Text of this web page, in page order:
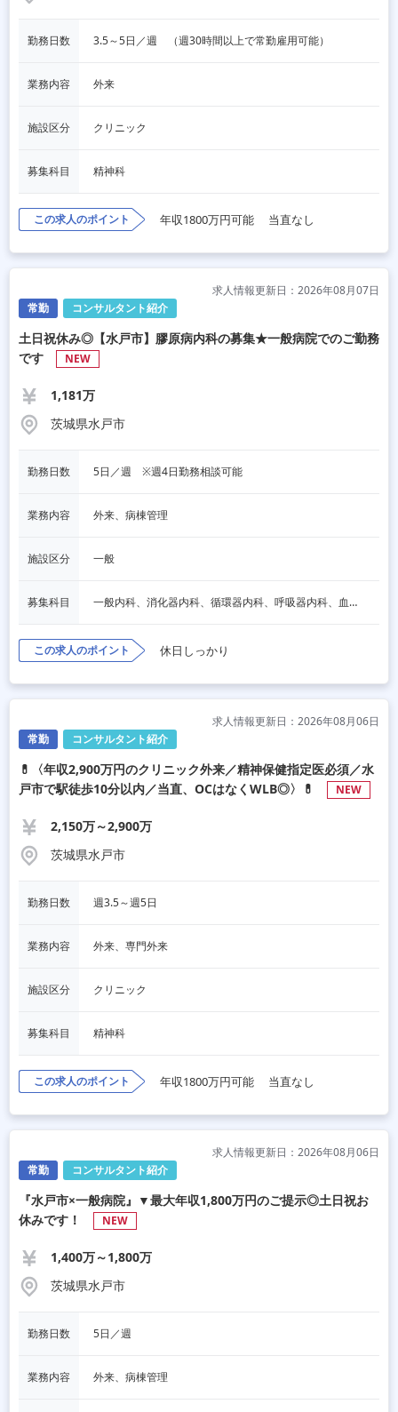
勤務日数 3.5～5日／週　（週30時間以上で常勤雇用可能）
業務内容 外来
施設区分 クリニック
募集科目 精神科
この求人のポイント 年収1800万円可能 当直なし
常勤 コンサルタント紹介
求人情報更新日：2026年08月07日
土日祝休み◎【水戸市】膠原病内科の募集★一般病院でのご勤務
です
NEW
1,181万
茨城県水戸市
勤務日数 5日／週　※週4日勤務相談可能
業務内容 外来、病棟管理
施設区分 一般
募集科目 一般内科、消化器内科、循環器内科、呼吸器内科、血液内科、脳神経内科、内分泌内科、老人内科、整形外科、その他
この求人のポイント 休日しっかり
常勤 コンサルタント紹介
求人情報更新日：2026年08月06日
💊〈年収2,900万円のクリニック外来／精神保健指定医必須／水
戸市で駅徒歩10分以内／当直、OCはなくWLB◎〉💊
NEW
2,150万～2,900万
茨城県水戸市
勤務日数 週3.5～週5日
業務内容 外来、専門外来
施設区分 クリニック
募集科目 精神科
この求人のポイント 年収1800万円可能 当直なし
常勤 コンサルタント紹介
求人情報更新日：2026年08月06日
『水戸市×一般病院』▼最大年収1,800万円のご提示◎土日祝お
休みです！
NEW
1,400万～1,800万
茨城県水戸市
勤務日数 5日／週
業務内容 外来、病棟管理